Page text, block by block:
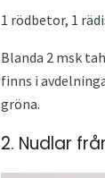
1 rödbetor, 1
Blanda 2 msk
finns i
gröna.
2. Nudlar